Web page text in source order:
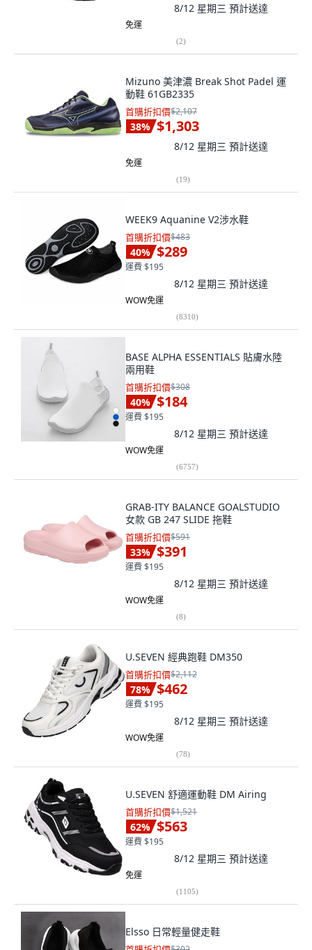
8/12 星期三 預計送達
免運
(2)
Mizuno 美津濃 Break Shot Padel 運
動鞋 61GB2335
首購折扣價$2,107
38% $1,303
8/12 星期三 預計送達
免運
(19)
WEEK9 Aquanine V2涉水鞋
首購折扣價$483
40% $289
運費 $195
8/12 星期三 預計送達
WOW免運
(8310)
BASE ALPHA ESSENTIALS 貼膚水陸
兩用鞋
首購折扣價$308
40% $184
運費 $195
8/12 星期三 預計送達
WOW免運
(6757)
GRAB-ITY BALANCE GOALSTUDIO
女款 GB 247 SLIDE 拖鞋
首購折扣價$591
33% $391
運費 $195
8/12 星期三 預計送達
WOW免運
(8)
U.SEVEN 經典跑鞋 DM350
首購折扣價$2,112
78% $462
運費 $195
8/12 星期三 預計送達
WOW免運
(78)
U.SEVEN 舒適運動鞋 DM Airing
首購折扣價$1,521
62% $563
運費 $195
8/12 星期三 預計送達
免運
(1105)
Elsso 日常輕量健走鞋